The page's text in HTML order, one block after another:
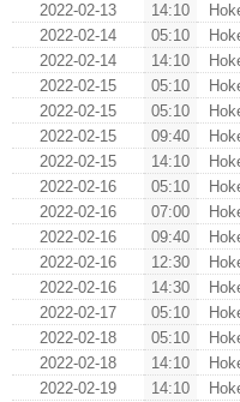
2022-02-13
14:10
2022-02-14
05:10
2022-02-14
14:10
2022-02-15
05:10
2022-02-15
05:10
2022-02-15
09:40
2022-02-15
14:10
2022-02-16
05:10
2022-02-16
07:00
2022-02-16
09:40
2022-02-16
12:30
2022-02-16
14:30
2022-02-17
05:10
2022-02-18
05:10
2022-02-18
14:10
2022-02-19
14:10